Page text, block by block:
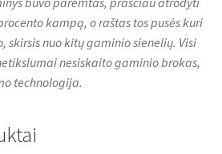
kampą, o raštas tos pusės kuri
skirsis nuo kitų gaminio sienelių. Visi
nesiskaito gaminio brokas,
technologija.